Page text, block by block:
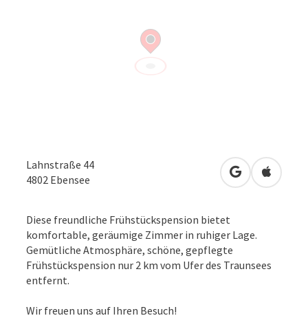
Lahnstraße 44
4802 Ebensee in Google
in
Diese freundliche Frühstückspension bietet
komfortable, geräumige Zimmer in ruhiger Lage.
Gemütliche Atmosphäre, schöne, gepflegte
Frühstückspension nur 2 km vom Ufer des Traunsees
entfernt.
Wir freuen uns auf Ihren Besuch!